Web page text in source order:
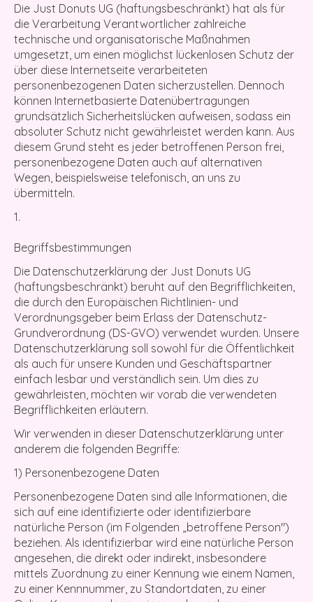
Die Just Donuts UG (haftungsbeschränkt) hat als für
die Verarbeitung Verantwortlicher zahlreiche
technische und organisatorische Maßnahmen
umgesetzt, um einen möglichst lückenlosen Schutz der
über diese Internetseite verarbeiteten
personenbezogenen Daten sicherzustellen. Dennoch
können Internetbasierte Datenübertragungen
grundsätzlich Sicherheitslücken aufweisen, sodass ein
absoluter Schutz nicht gewährleistet werden kann. Aus
diesem Grund steht es jeder betroffenen Person frei,
personenbezogene Daten auch auf alternativen
Wegen, beispielsweise telefonisch, an uns zu
übermitteln.
Begriffsbestimmungen
Die Datenschutzerklärung der Just Donuts UG
(haftungsbeschränkt) beruht auf den Begrifflichkeiten,
die durch den Europäischen Richtlinien- und
Verordnungsgeber beim Erlass der Datenschutz-
Grundverordnung (DS-GVO) verwendet wurden. Unsere
Datenschutzerklärung soll sowohl für die Öffentlichkeit
als auch für unsere Kunden und Geschäftspartner
einfach lesbar und verständlich sein. Um dies zu
gewährleisten, möchten wir vorab die verwendeten
Begrifflichkeiten erläutern.
Wir verwenden in dieser Datenschutzerklärung unter
anderem die folgenden Begriffe:
1) Personenbezogene Daten
Personenbezogene Daten sind alle Informationen, die
sich auf eine identifizierte oder identifizierbare
natürliche Person (im Folgenden „betroffene Person")
beziehen. Als identifizierbar wird eine natürliche Person
angesehen, die direkt oder indirekt, insbesondere
mittels Zuordnung zu einer Kennung wie einem Namen,
zu einer Kennnummer, zu Standortdaten, zu einer